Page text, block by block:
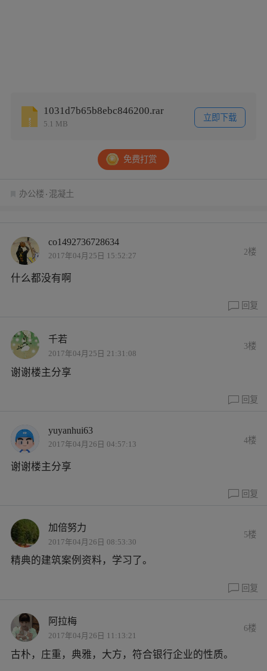
1031d7b65b8ebc846200.rar
5.1 MB
立即下载
免费打赏
办公楼 混凝土
co1492736728634
2017年04月25日 15:52:27 2楼
什么都没有啊
回复
千若
2017年04月25日 21:31:08
3楼
谢谢楼主分享
回复
yuyanhui63
2017年04月26日 04:57:13 4楼
谢谢楼主分享
回复
加倍努力
2017年04月26日 08:53:30
5楼
精典的建筑案例资料，学习了。
回复
阿拉梅
2017年04月26日 11:13:21
6楼
古朴，庄重，典雅，大方，符合银行企业的性质。